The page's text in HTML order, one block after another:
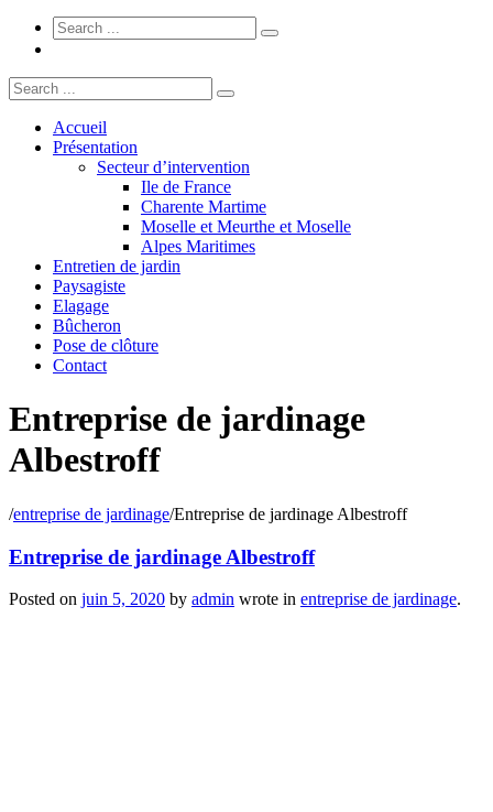
Accueil
Présentation
Secteur d’intervention
Ile de France
Charente Martime
Moselle et Meurthe et Moselle
Alpes Maritimes
Entretien de jardin
Paysagiste
Elagage
Bûcheron
Pose de clôture
Contact
Entreprise de jardinage
Albestroff
/entreprise de jardinage/Entreprise de jardinage Albestroff
Entreprise de jardinage Albestroff
Posted on juin 5, 2020 by admin wrote in entreprise de jardinage.